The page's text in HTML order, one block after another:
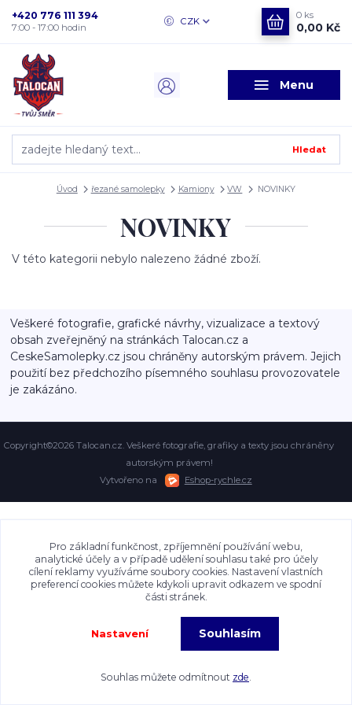
Menu
CZK
Hledat
+420 776 111 394
7:00 - 17:00 hodin
0 ks
0,00 Kč
Úvod řezané samolepky Kamiony VW NOVINKY
NOVINKY
V této kategorii nebylo nalezeno žádné zboží.
Veškeré fotografie, grafické návrhy, vizualizace a textový
obsah zveřejněný na stránkách Talocan.cz a
CeskeSamolepky.cz jsou chráněny autorským právem. Jejich
použití bez předchozího písemného souhlasu provozovatele
je zakázáno.
Copyright©2026 Talocan.cz. Veškeré fotografie, grafiky a texty jsou chráněny
autorským právem!
Vytvořeno na
Eshop-rychle.cz
Pro základní funkčnost, zpříjemnění používání webu,
analytické účely a v případě udělení souhlasu také pro účely
cílení reklamy využíváme soubory cookies. Nastavení vlastních
preferencí cookies můžete kdykoli upravit odkazem ve spodní
části stránek.
Nastavení Souhlasím
Souhlas můžete odmítnout zde